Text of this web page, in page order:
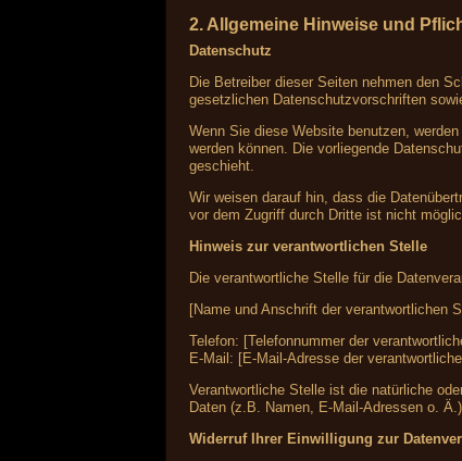
2. Allgemeine Hinweise und
Datenschutz
Die Betreiber dieser Seiten nehmen den
gesetzlichen Datenschutzvorschriften
Wenn Sie diese Website benutzen,
werden können. Die vorliegende
geschieht.
Wir weisen darauf hin, dass die
vor dem Zugriff durch Dritte ist nicht
Hinweis zur verantwortlichen Stelle
Die verantwortliche Stelle für die
[Name und Anschrift der verantwortlichen
Telefon: [Telefonnummer der
E-Mail: [E-Mail-Adresse der
Verantwortliche Stelle ist die natürliche
Daten (z.B. Namen, E-Mail-Adressen o.
Widerruf Ihrer Einwilligung zur